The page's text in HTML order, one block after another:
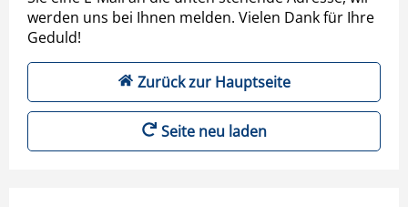
werden uns bei Ihnen melden. Vielen Dank für Ihre
Geduld!
Zurück zur Hauptseite
Seite neu laden